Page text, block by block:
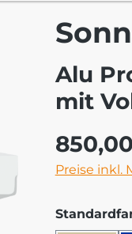
Alu
mit
Regulärer
Preise inkl.